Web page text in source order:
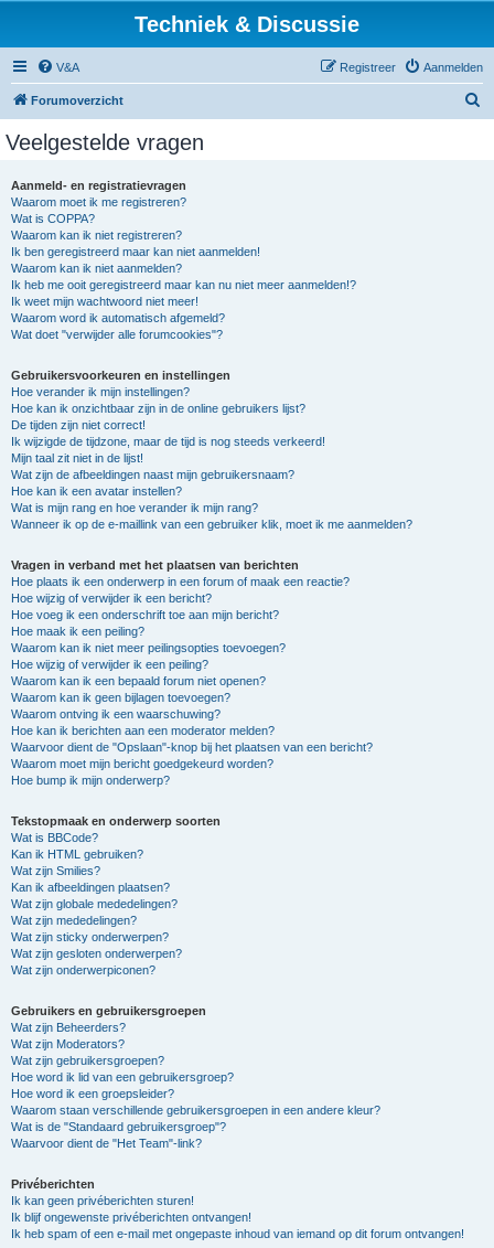
Techniek & Discussie
V&A Aanmelden
Registreer
Forumoverzicht
Veelgestelde vragen
Aanmeld- en registratievragen
Waarom moet ik me registreren?
Wat is COPPA?
Waarom kan ik niet registreren?
Ik ben geregistreerd maar kan niet aanmelden!
Waarom kan ik niet aanmelden?
Ik heb me ooit geregistreerd maar kan nu niet meer aanmelden!?
Ik weet mijn wachtwoord niet meer!
Waarom word ik automatisch afgemeld?
Wat doet "verwijder alle forumcookies"?
Gebruikersvoorkeuren en instellingen
Hoe verander ik mijn instellingen?
Hoe kan ik onzichtbaar zijn in de online gebruikers lijst?
De tijden zijn niet correct!
Ik wijzigde de tijdzone, maar de tijd is nog steeds verkeerd!
Mijn taal zit niet in de lijst!
Wat zijn de afbeeldingen naast mijn gebruikersnaam?
Hoe kan ik een avatar instellen?
Wat is mijn rang en hoe verander ik mijn rang?
Wanneer ik op de e-maillink van een gebruiker klik, moet ik me aanmelden?
Vragen in verband met het plaatsen van berichten
Hoe plaats ik een onderwerp in een forum of maak een reactie?
Hoe wijzig of verwijder ik een bericht?
Hoe voeg ik een onderschrift toe aan mijn bericht?
Hoe maak ik een peiling?
Waarom kan ik niet meer peilingsopties toevoegen?
Hoe wijzig of verwijder ik een peiling?
Waarom kan ik een bepaald forum niet openen?
Waarom kan ik geen bijlagen toevoegen?
Waarom ontving ik een waarschuwing?
Hoe kan ik berichten aan een moderator melden?
Waarvoor dient de "Opslaan"-knop bij het plaatsen van een bericht?
Waarom moet mijn bericht goedgekeurd worden?
Hoe bump ik mijn onderwerp?
Tekstopmaak en onderwerp soorten
Wat is BBCode?
Kan ik HTML gebruiken?
Wat zijn Smilies?
Kan ik afbeeldingen plaatsen?
Wat zijn globale mededelingen?
Wat zijn mededelingen?
Wat zijn sticky onderwerpen?
Wat zijn gesloten onderwerpen?
Wat zijn onderwerpiconen?
Gebruikers en gebruikersgroepen
Wat zijn Beheerders?
Wat zijn Moderators?
Wat zijn gebruikersgroepen?
Hoe word ik lid van een gebruikersgroep?
Hoe word ik een groepsleider?
Waarom staan verschillende gebruikersgroepen in een andere kleur?
Wat is de "Standaard gebruikersgroep"?
Waarvoor dient de "Het Team"-link?
Privéberichten
Ik kan geen privéberichten sturen!
Ik blijf ongewenste privéberichten ontvangen!
Ik heb spam of een e-mail met ongepaste inhoud van iemand op dit forum ontvangen!